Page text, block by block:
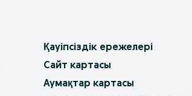
Қауіпсіздік ережелері
Сайт картасы
Аумақтар картасы